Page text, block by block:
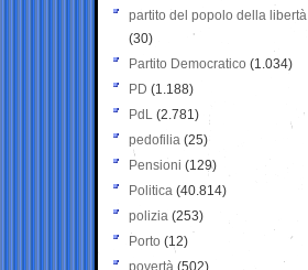
partito del popolo della libertà
(30)
Partito Democratico (1.034)
PD (1.188)
PdL (2.781)
pedofilia (25)
Pensioni (129)
Politica (40.814)
polizia (253)
Porto (12)
povertà (502)